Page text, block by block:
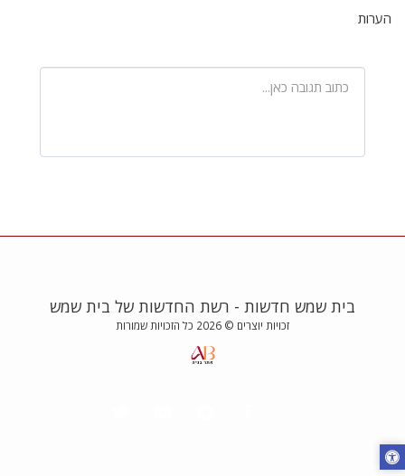
הערות
בית שמש חדשות - רשת החדשות של בית שמש
זכויות יוצרים © 2026 כל הזכויות שמורות